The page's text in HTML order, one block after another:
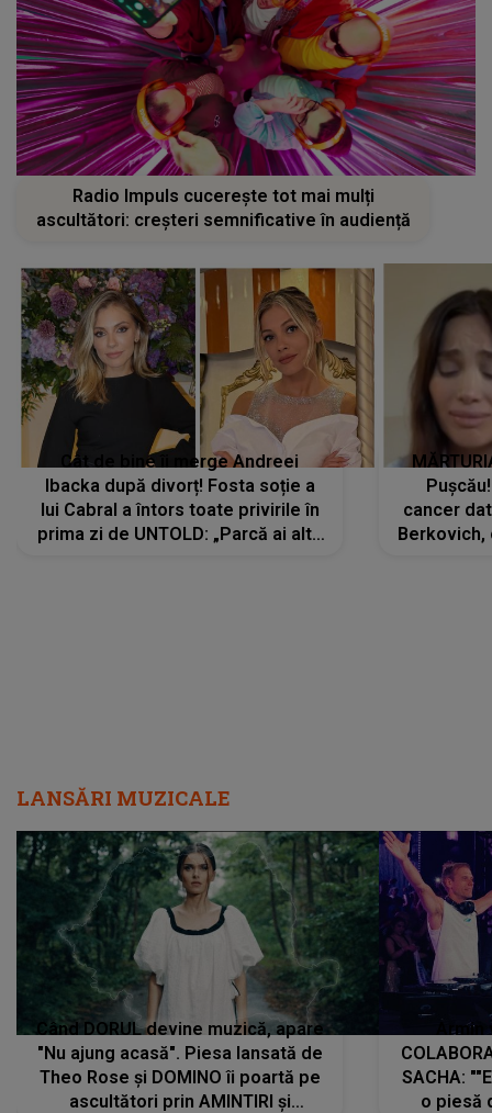
Radio Impuls cucerește tot mai mulți
ascultători: creșteri semnificative în audiență
Cât de bine îi merge Andreei
Ibacka după divorț! Fosta soție a
lui Cabral a întors toate privirile în
prima zi de UNTOLD: „Parcă ai altă
cancer
Berkovich,
LANSĂRI MUZICALE
Când DORUL devine muzică, apare
"Nu ajung acasă". Piesa lansată de
Theo Rose și DOMINO îi poartă pe
ascultători prin AMINTIRI și
SACHA:
o piesă